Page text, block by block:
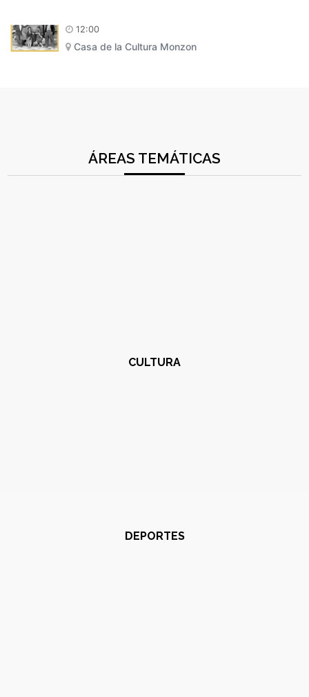
12:00
Casa de la Cultura Monzon
ÁREAS TEMÁTICAS
CULTURA
DEPORTES